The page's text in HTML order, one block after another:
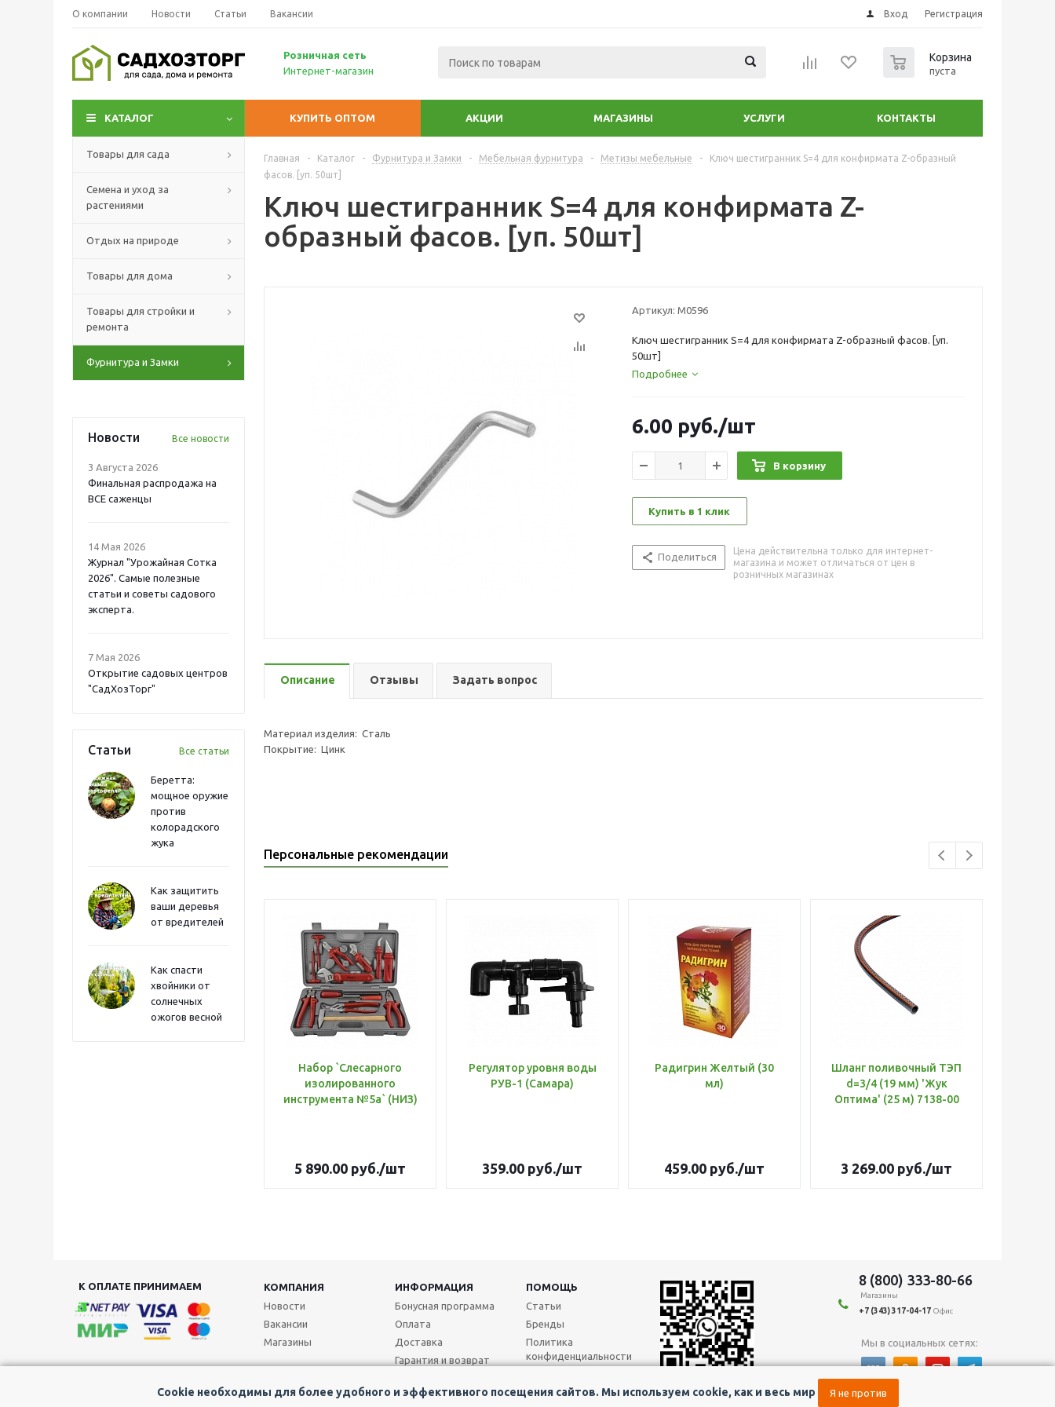
Cookie необходимы для более удобного и эффективного посещения сайтов. Мы используем cookie, как и весь мир Я не против
О компании Новости Статьи Вакансии Вход Регистрация
Розничная сеть
Интернет-магазин
Корзина
пуста
КАТАЛОГ КУПИТЬ ОПТОМ АКЦИИ МАГАЗИНЫ УСЛУГИ КОНТАКТЫ
Товары для сада
Семена и уход за
растениями
Отдых на природе
Товары для дома
Товары для стройки и
ремонта
Фурнитура и Замки
Новости Все новости
3 Августа 2026
Финальная распродажа на
ВСЕ саженцы
14 Мая 2026
Журнал "Урожайная Сотка
2026". Самые полезные
статьи и советы садового
эксперта.
7 Мая 2026
Открытие садовых центров
"СадХозТорг"
Статьи Все статьи
Беретта:
мощное оружие
против
колорадского
жука
Как защитить
ваши деревья
от вредителей
Как спасти
хвойники от
солнечных
ожогов весной
Главная - Каталог - Фурнитура и Замки - Мебельная фурнитура - Метизы мебельные -
Ключ шестигранник S=4 для конфирмата Z-образный
фасов. [уп. 50шт]
Ключ шестигранник S=4 для конфирмата Z-
образный фасов. [уп. 50шт]
Артикул: М0596
Ключ шестигранник S=4 для конфирмата Z-образный фасов. [уп.
50шт]
Подробнее
6.00 руб./шт
В корзину
Купить в 1 клик
Поделиться
Цена действительна только для интернет-
магазина и может отличаться от цен в
розничных магазинах
Описание Отзывы Задать вопрос
Материал изделия: Сталь
Покрытие: Цинк
Персональные рекомендации
Набор `Слесарного
изолированного
инструмента №5а` (НИЗ)
5 890.00 руб./шт
Регулятор уровня воды
РУВ-1 (Самара)
359.00 руб./шт
Радигрин Желтый (30
мл)
459.00 руб./шт
Шланг поливочный ТЭП
d=3/4 (19 мм) 'Жук
Оптима' (25 м) 7138-00
3 269.00 руб./шт
К ОПЛАТЕ ПРИНИМАЕМ КОМПАНИЯ ИНФОРМАЦИЯ
ПОМОЩЬ
Новости
Вакансии
Магазины
Бонусная программа
Оплата
Доставка
Гарантия и возврат
Статьи
Бренды
Политика
конфиденциальности
8 (800) 333-80-66
Магазины
+7 (343) 317-04-17 Офис
Мы в социальных сетях: